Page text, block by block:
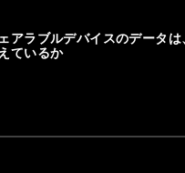
アラブルデバイスのデータ
ているか